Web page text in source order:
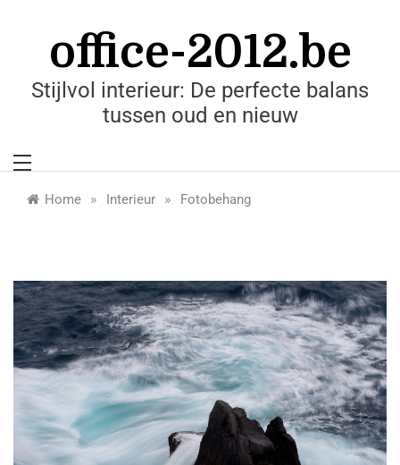
office-2012.be
Stijlvol interieur: De perfecte balans
tussen oud en nieuw
Home » Interieur » Fotobehang